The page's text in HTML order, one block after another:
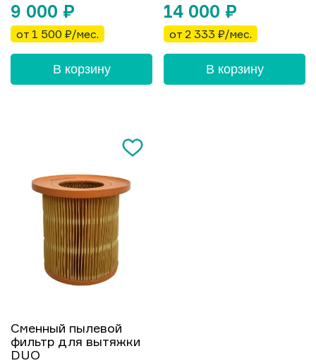
9 000 ₽
от 1 500 ₽/мес.
В корзину
14 000 ₽
от 2 333 ₽/мес.
В корзину
Сменный пылевой
фильтр для вытяжки
DUO